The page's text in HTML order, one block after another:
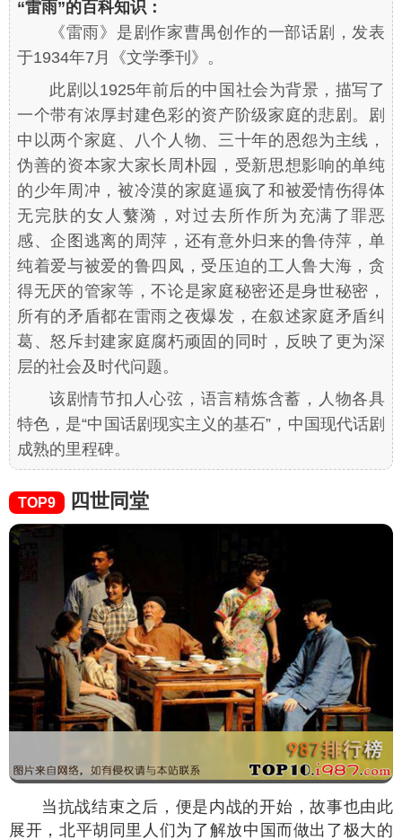
“雷雨”的百科知识：
《雷雨》是剧作家曹禺创作的一部话剧，发表
于1934年7月《文学季刊》。
此剧以1925年前后的中国社会为背景，描写了
一个带有浓厚封建色彩的资产阶级家庭的悲剧。剧
中以两个家庭、八个人物、三十年的恩怨为主线，
伪善的资本家大家长周朴园，受新思想影响的单纯
的少年周冲，被冷漠的家庭逼疯了和被爱情伤得体
无完肤的女人蘩漪，对过去所作所为充满了罪恶
感、企图逃离的周萍，还有意外归来的鲁侍萍，单
纯着爱与被爱的鲁四凤，受压迫的工人鲁大海，贪
得无厌的管家等，不论是家庭秘密还是身世秘密，
所有的矛盾都在雷雨之夜爆发，在叙述家庭矛盾纠
葛、怒斥封建家庭腐朽顽固的同时，反映了更为深
层的社会及时代问题。
该剧情节扣人心弦，语言精炼含蓄，人物各具
特色，是“中国话剧现实主义的基石”，中国现代话剧
成熟的里程碑。
TOP9 四世同堂
当抗战结束之后，便是内战的开始，故事也由此
展开，北平胡同里人们为了解放中国而做出了极大的